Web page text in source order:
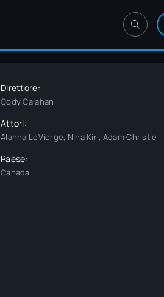
Direttore:
Cody Calahan
Attori:
Alanna LeVierge, Nina Kiri, Adam Christie
Paese:
Canada